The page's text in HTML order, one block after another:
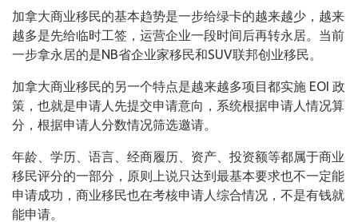
加拿大商业移民的基本趋势是一步给绿卡的越来越少，越来
越多是先给临时工签，运营企业一段时间后再转永居。当前
一步拿永居的是NB省企业家移民和SUV联邦创业移民。
加拿大商业移民的另一个特点是越来越多项目都实施 EOI 政
策，也就是申请人先提交申请意向，系统根据申请人情况算
分，根据申请人分数情况筛选邀请。
年龄、学历、语言、经商履历、资产、投资额等都属于商业
移民评分的一部分，原则上说只达到最基本要求也不一定能
申请成功，商业移民也在考核申请人综合情况，不是有钱就
能申请。